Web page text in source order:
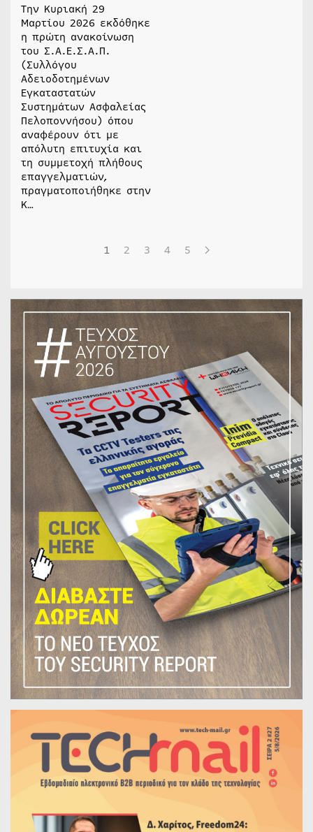
Την Κυριακή 29
Μαρτίου 2026 εκδόθηκε
η πρώτη ανακοίνωση
του Σ.Α.Ε.Σ.Α.Π.
(Συλλόγου
Αδειοδοτημένων
Εγκαταστατών
Συστημάτων Ασφαλείας
Πελοποννήσου) όπου
αναφέρουν ότι με
απόλυτη επιτυχία και
τη συμμετοχή πλήθους
επαγγελματιών,
πραγματοποιήθηκε στην
Κ…
1 2 3 4 5